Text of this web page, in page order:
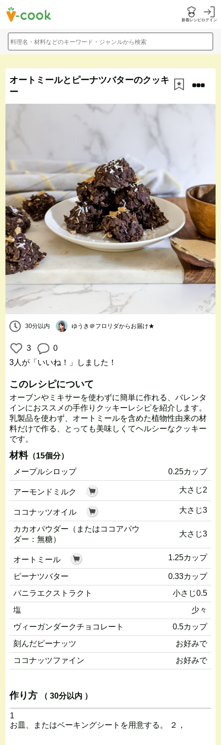
新着レシピログイン
料理名・材料などのキーワード・ジャンルから検索
オートミールとピーナツバターのクッキ
ー
30分以内 ゆうき＠フロリダからお届け★
3
0
3人 が「いいね！」しました！
このレシピについて
オーブンやミキサーを使わずに簡単に作れる、バレンタ
インにおススメの手作りクッキーレシピを紹介します。
乳製品を使わず、オートミールを含めた植物性由来の材
料だけで作る、とっても美味しくてヘルシーなクッキー
です。
材料（15個分）
メープルシロップ
0.25カップ
アーモンドミルク 大さじ2
ココナッツオイル 大さじ3
カカオパウダー（またはココアパウ
ダー：無糖）
大さじ3
オートミール 1.25カップ
ピーナツバター
0.33カップ
バニラエクストラクト
小さじ0.5
塩
少々
ヴィーガンダークチョコレート
0.5カップ
刻んだピーナッツ
お好みで
ココナッツファイン
お好みで
作り方 （ 30分以内 ）
1
お皿、またはベーキングシートを用意する。 ２，